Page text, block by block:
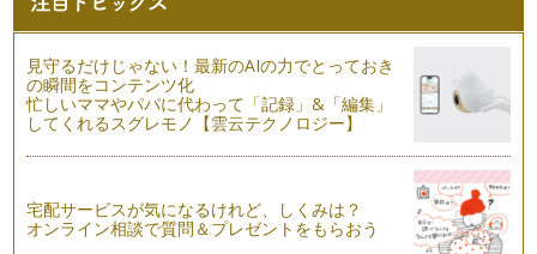
美ママ親子が喜ぶ、親子体操♪(肩こり・浮腫み解消、骨盤編)
美ママのみなさま、こんにちは♪ 夜には暖かい毛布が必要なく
らい、寒暖差がでてきまし…
美ママ親子が喜ぶ、親子体操♪(骨盤・お腹・太もも編)
美ママのみなさま、こんにちは♪ 秋は、運動会の季節。 公園
美ママ親子が喜ぶ、親子体操♪
朝晩は秋めいてきましたが、日中はまだまだ暑い日もあります
ね。 そんなときの 「美マ…
見守るだけじゃない！最新のAIの力でとっておき
の瞬間をコンテンツ化
忙しいママやパパに代わって「記録」&「編集」
してくれるスグレモノ【雲云テクノロジー】
宅配サービスが気になるけれど、しくみは？
オンライン相談で質問＆プレゼントをもらおう